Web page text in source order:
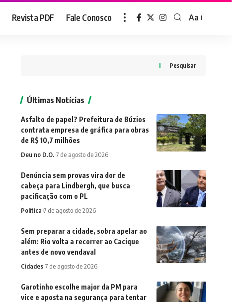
Revista PDF Fale Conosco
Font
Aa
Pesquisar
Últimas Notícias
Asfalto de papel? Prefeitura de Búzios
contrata empresa de gráfica para obras
de R$ 10,7 milhões
Deu no D.O. 7 de agosto de 2026
Denúncia sem provas vira dor de
cabeça para Lindbergh, que busca
pacificação com o PL
Política 7 de agosto de 2026
Sem preparar a cidade, sobra apelar ao
além: Rio volta a recorrer ao Cacique
antes de novo vendaval
Cidades 7 de agosto de 2026
Garotinho escolhe major da PM para
vice e aposta na segurança para tentar